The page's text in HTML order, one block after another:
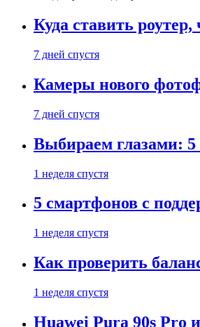
Куда ставить
7 дней спустя
Камеры нового
7 дней спустя
Выбираем глазами:
1 неделя спустя
5 смартфонов с
1 неделя спустя
Как проверить
1 неделя спустя
Huawei Pura 90s Pro